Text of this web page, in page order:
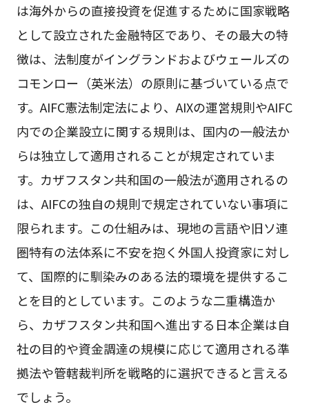
は海外からの直接投資を促進するために国家戦略
として設立された金融特区であり、その最大の特
徴は、法制度がイングランドおよびウェールズの
コモンロー（英米法）の原則に基づいている点で
す。AIFC憲法制定法により、AIXの運営規則やAIFC
内での企業設立に関する規則は、国内の一般法か
らは独立して適用されることが規定されていま
す。カザフスタン共和国の一般法が適用されるの
は、AIFCの独自の規則で規定されていない事項に
限られます。この仕組みは、現地の言語や旧ソ連
圏特有の法体系に不安を抱く外国人投資家に対し
て、国際的に馴染みのある法的環境を提供するこ
とを目的としています。このような二重構造か
ら、カザフスタン共和国へ進出する日本企業は自
社の目的や資金調達の規模に応じて適用される準
拠法や管轄裁判所を戦略的に選択できると言える
でしょう。